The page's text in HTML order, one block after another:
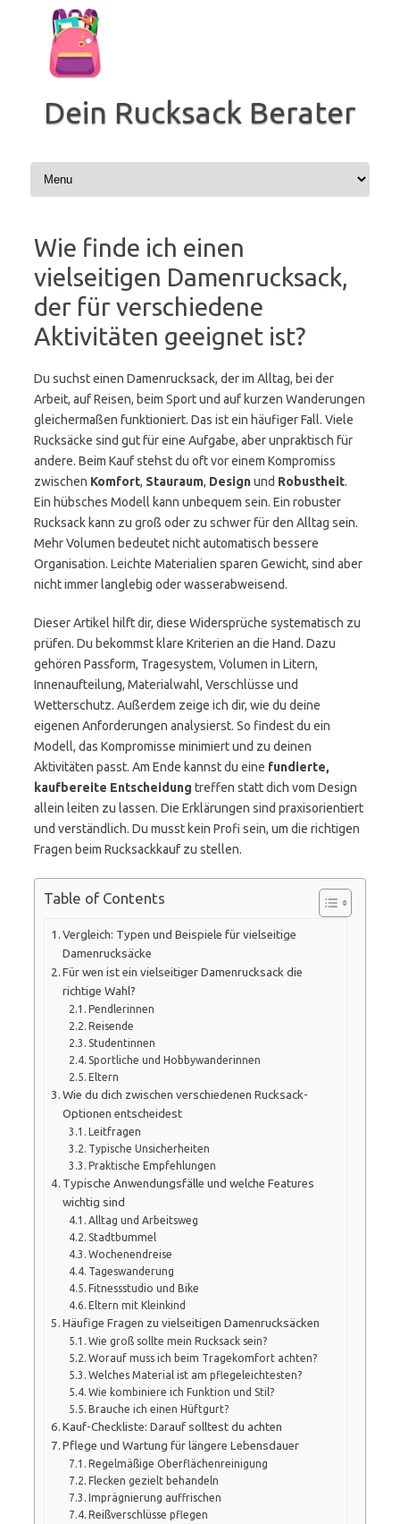
springen
Dein Rucksack Berater
Wie finde ich einen
vielseitigen Damenrucksack,
der für verschiedene
Aktivitäten geeignet ist?
Du suchst einen Damenrucksack, der im Alltag, bei der
Arbeit, auf Reisen, beim Sport und auf kurzen Wanderungen
gleichermaßen funktioniert. Das ist ein häufiger Fall. Viele
Rucksäcke sind gut für eine Aufgabe, aber unpraktisch für
andere. Beim Kauf stehst du oft vor einem Kompromiss
zwischen Komfort, Stauraum, Designund Robustheit.
Ein hübsches Modell kann unbequem sein. Ein robuster
Rucksack kann zu groß oder zu schwer für den Alltag sein.
Mehr Volumen bedeutet nicht automatisch bessere
Organisation. Leichte Materialien sparen Gewicht, sind aber
nicht immer langlebig oder wasserabweisend.
Dieser Artikel hilft dir, diese Widersprüche systematisch zu
prüfen. Du bekommst klare Kriterien an die Hand. Dazu
gehören Passform, Tragesystem, Volumen in Litern,
Innenaufteilung, Materialwahl, Verschlüsse und
Wetterschutz. Außerdem zeige ich dir, wie du deine
eigenen Anforderungen analysierst. So findest du ein
Modell, das Kompromisse minimiert und zu deinen
Aktivitäten passt. Am Ende kannst du eine fundierte,
kaufbereite Entscheidung treffen statt dich vom Design
allein leiten zu lassen. Die Erklärungen sind praxisorientiert
und verständlich. Du musst kein Profi sein, um die richtigen
Fragen beim Rucksackkauf zu stellen.
Table of Contents
Vergleich: Typen und Beispiele für vielseitige
Damenrucksäcke
Für wen ist ein vielseitiger Damenrucksack die
richtige Wahl?
Pendlerinnen
Reisende
Studentinnen
Sportliche und Hobbywanderinnen
Eltern
Wie du dich zwischen verschiedenen Rucksack-
Optionen entscheidest
Leitfragen
Typische Unsicherheiten
Praktische Empfehlungen
Typische Anwendungsfälle und welche Features
wichtig sind
Alltag und Arbeitsweg
Stadtbummel
Wochenendreise
Tageswanderung
Fitnessstudio und Bike
Eltern mit Kleinkind
Häufige Fragen zu vielseitigen Damenrucksäcken
Wie groß sollte mein Rucksack sein?
Worauf muss ich beim Tragekomfort achten?
Welches Material ist am pflegeleichtesten?
Wie kombiniere ich Funktion und Stil?
Brauche ich einen Hüftgurt?
Kauf-Checkliste: Darauf solltest du achten
Pflege und Wartung für längere Lebensdauer
Regelmäßige Oberflächenreinigung
Flecken gezielt behandeln
Imprägnierung auffrischen
Reißverschlüsse pflegen